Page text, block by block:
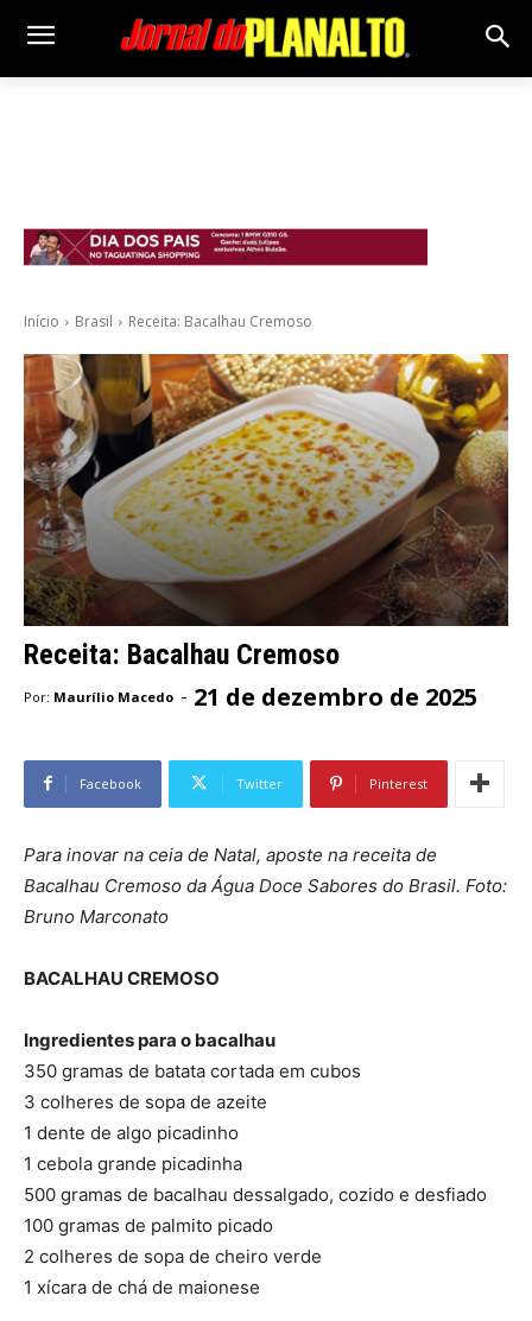
Início Brasil Receita: Bacalhau Cremoso
Receita: Bacalhau Cremoso
Por: Maurílio Macedo - 21 de dezembro de 2025
Facebook Twitter Pinterest
Para inovar na ceia de Natal, aposte na receita de
Bacalhau Cremoso da Água Doce Sabores do Brasil. Foto:
Bruno Marconato
BACALHAU CREMOSO
Ingredientes para o bacalhau
350 gramas de batata cortada em cubos
3 colheres de sopa de azeite
1 dente de algo picadinho
1 cebola grande picadinha
500 gramas de bacalhau dessalgado, cozido e desfiado
100 gramas de palmito picado
2 colheres de sopa de cheiro verde
1 xícara de chá de maionese